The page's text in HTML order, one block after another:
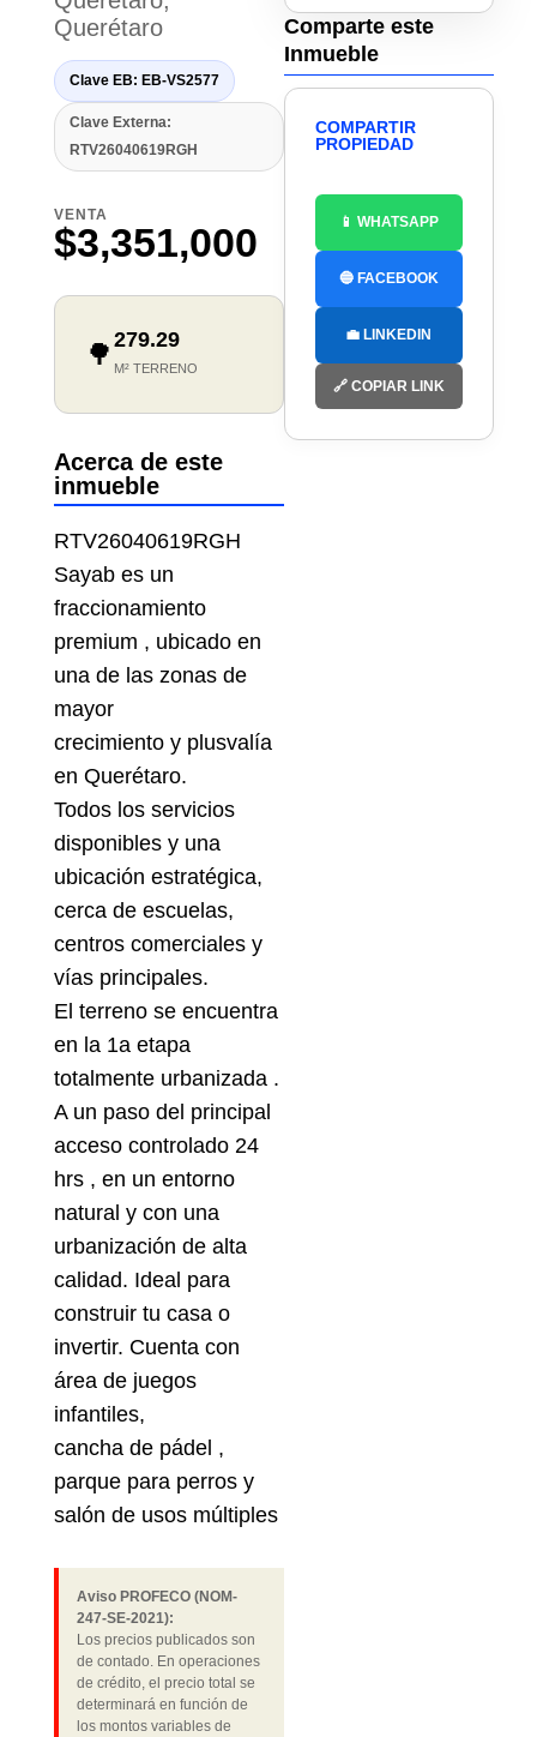
Querétaro
Clave EB: EB-VS2577
Clave Externa:
RTV26040619RGH
VENTA
$3,351,000
🌳 279.29
M² TERRENO
Acerca de este
inmueble
RTV26040619RGH
Sayab es un
fraccionamiento
premium , ubicado en
una de las zonas de
mayor
crecimiento y plusvalía
en Querétaro.
Todos los servicios
disponibles y una
ubicación estratégica,
cerca de escuelas,
centros comerciales y
vías principales.
El terreno se encuentra
en la 1a etapa
totalmente urbanizada .
A un paso del principal
acceso controlado 24
hrs , en un entorno
natural y con una
urbanización de alta
calidad. Ideal para
construir tu casa o
invertir. Cuenta con
área de juegos
infantiles,
cancha de pádel ,
parque para perros y
salón de usos múltiples
Aviso PROFECO (NOM-
247-SE-2021):
Los precios publicados son
de contado. En operaciones
de crédito, el precio total se
determinará en función de
los montos variables de
Comparte este
Inmueble
COMPARTIR
PROPIEDAD
📱 WHATSAPP
🔵 FACEBOOK
💼 LINKEDIN
🔗 COPIAR LINK